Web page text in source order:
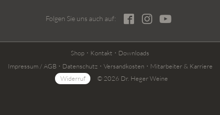
Folgen Sie uns auch auf:
Shop Kontakt
Downloads
Impressum / AGB
Datenschutz Versandkosten
Mitarbeiter & Karriere
Widerruf
© 2026 Dr. Heger Weine